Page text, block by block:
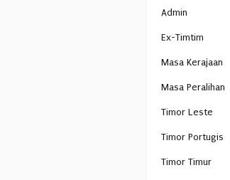
Admin
Ex-Timtim
Masa Kerajaan
Masa Peralihan
Timor Leste
Timor Portugis
Timor Timur